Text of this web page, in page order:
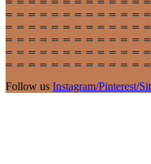
Follow us Instagram/Pinterest/